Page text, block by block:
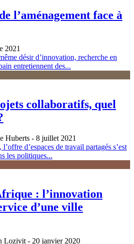
l’aménagement face à
2021
désir d’innovation, recherche en
entretiennent des...
collaboratifs, quel
Huberts - 8 juillet 2021
d’espaces de travail partagés s’est
les politiques...
: l’innovation
d’une ville
Lozivit - 20 janvier 2020